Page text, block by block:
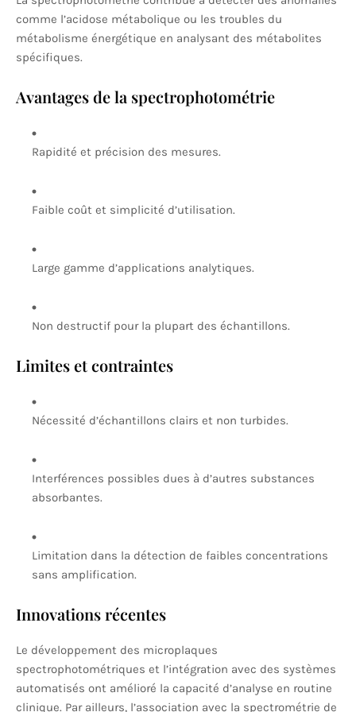
comme l’acidose métabolique ou les troubles du
métabolisme énergétique en analysant des métabolites
spécifiques.
Avantages de la spectrophotométrie
Rapidité et précision des mesures.
Faible coût et simplicité d’utilisation.
Large gamme d’applications analytiques.
Non destructif pour la plupart des échantillons.
Limites et contraintes
Nécessité d’échantillons clairs et non turbides.
Interférences possibles dues à d’autres substances
absorbantes.
Limitation dans la détection de faibles concentrations
sans amplification.
Innovations récentes
Le développement des microplaques
spectrophotométriques et l’intégration avec des systèmes
automatisés ont amélioré la capacité d’analyse en routine
clinique. Par ailleurs, l’association avec la spectrométrie de